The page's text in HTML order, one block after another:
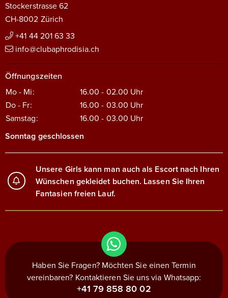
Stockerstrasse 62
CH-8002 Zürich
+41 44 201 63 33
info@clubaphrodisia.ch
Öffnungszeiten
Mo - Mi:
16.00 - 02.00 Uhr
Do - Fr:
16.00 - 03.00 Uhr
Samstag:
16.00 - 03.00 Uhr
Sonntag geschlossen
Unsere Girls kann man auch als Escort nach Ihren
Wünschen gekleidet buchen. Lassen Sie Ihren
Fantasien freien Lauf.
Haben Sie Fragen? Möchten Sie einen Termin
vereinbaren? Kontaktieren Sie uns via Whatsapp:
+41 79 858 80 02